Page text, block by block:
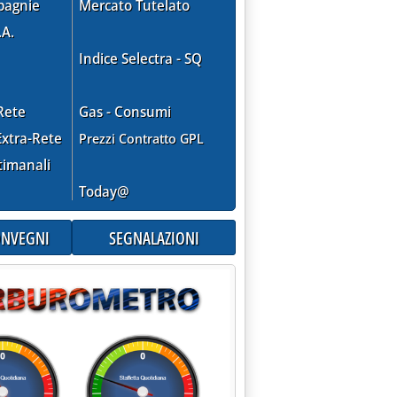
Rete
Mercato Tutelato
Indice Selectra - SQ
Gas - Consumi
Prezzi Contratto GPL
Today@
SEGNALAZIONI